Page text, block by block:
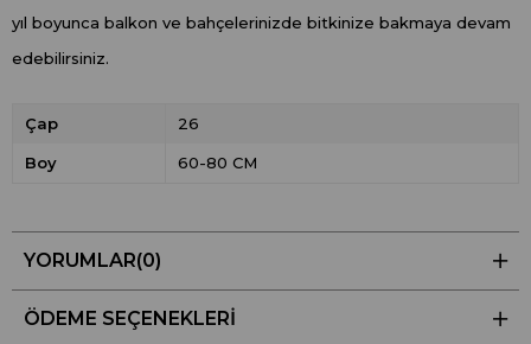
yıl boyunca balkon ve bahçelerinizde bitkinize bakmaya devam
edebilirsiniz.
Çap 26
Boy 60-80 CM
YORUMLAR(0)
ÖDEME SEÇENEKLERI